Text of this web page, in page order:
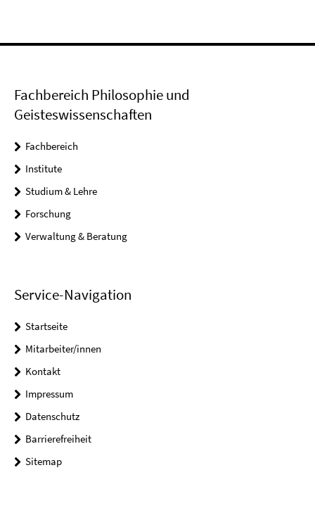
Fachbereich Philosophie und
Geisteswissenschaften
Fachbereich
Institute
Studium & Lehre
Forschung
Verwaltung & Beratung
Service-Navigation
Startseite
Mitarbeiter/innen
Kontakt
Impressum
Datenschutz
Barrierefreiheit
Sitemap